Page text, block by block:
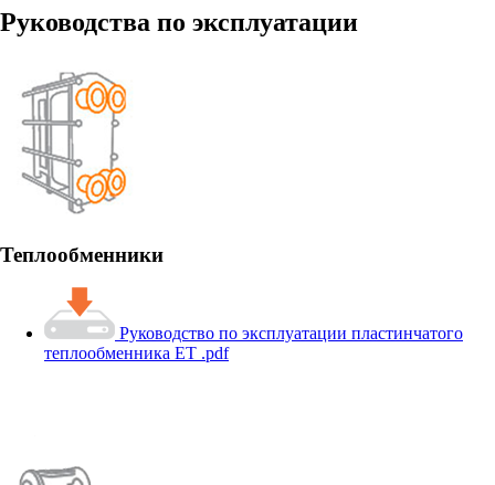
Руководства по эксплуатации
Теплообменники
Руководство по эксплуатации пластинчатого
теплообменника ЕТ .pdf